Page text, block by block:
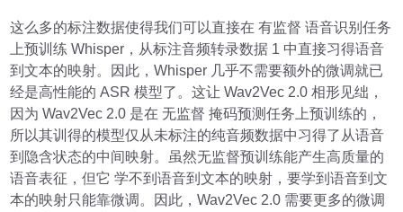
这么多的标注数据使得我们可以直接在 有监督 语音识别任务
上预训练 Whisper，从标注音频转录数据 1 中直接习得语音
到文本的映射。因此，Whisper 几乎不需要额外的微调就已
经是高性能的 ASR 模型了。这让 Wav2Vec 2.0 相形见绌，
因为 Wav2Vec 2.0 是在 无监督 掩码预测任务上预训练的，
所以其训得的模型仅从未标注的纯音频数据中习得了从语音
到隐含状态的中间映射。虽然无监督预训练能产生高质量的
语音表征，但它 学不到语音到文本的映射，要学到语音到文
本的映射只能靠微调。因此，Wav2Vec 2.0 需要更多的微调